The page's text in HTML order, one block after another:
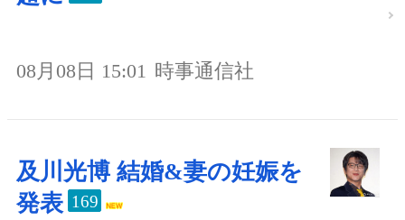
08月08日 15:01 時事通信社
及川光博 結婚&妻の妊娠を
発表 169